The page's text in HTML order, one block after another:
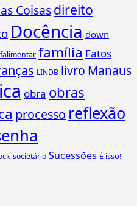
Coisasdireito
Docência down
falimentar família Fatos
LINDB livro Manaus
obra obras
processo reflexão
societário Sucessões É isso!